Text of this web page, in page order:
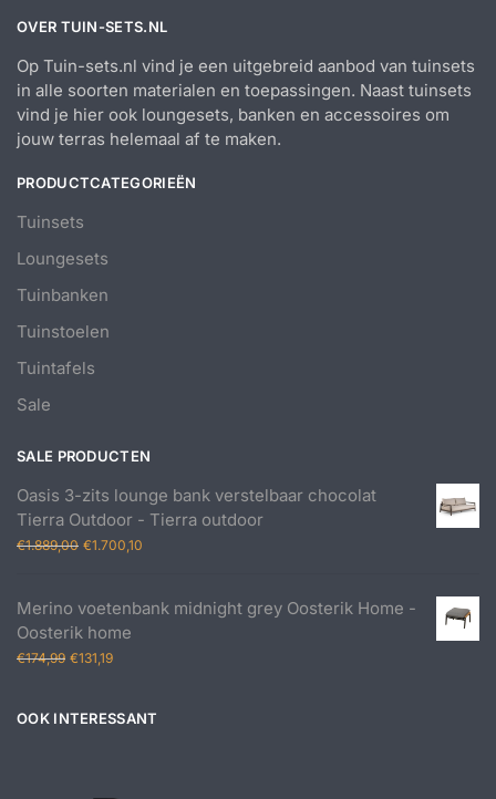
OVER TUIN-SETS.NL
Op Tuin-sets.nl vind je een uitgebreid aanbod van tuinsets
in alle soorten materialen en toepassingen. Naast tuinsets
vind je hier ook loungesets, banken en accessoires om
jouw terras helemaal af te maken.
PRODUCTCATEGORIEËN
Tuinsets
Loungesets
Tuinbanken
Tuinstoelen
Tuintafels
Sale
SALE PRODUCTEN
Oasis 3-zits lounge bank verstelbaar chocolat
Tierra Outdoor - Tierra outdoor
€1.889,00 Oorspronkelijke
€1.889,00.
€1.700,10
€1.700,10.
Merino voetenbank midnight grey Oosterik Home -
Oosterik home
€174,99 Oorspronkelijke
€174,99.
€131,19Huidige
€131,19.
OOK INTERESSANT